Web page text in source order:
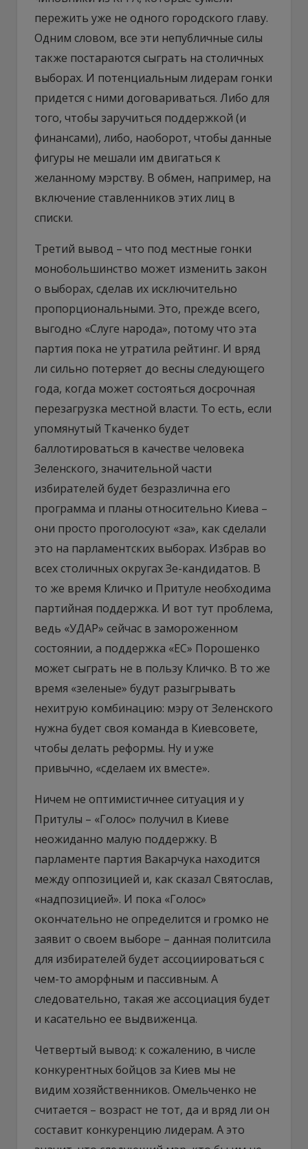
пережить уже не одного городского главу.
Одним словом, все эти непубличные силы
также постараются сыграть на столичных
выборах. И потенциальным лидерам гонки
придется с ними договариваться. Либо для
того, чтобы заручиться поддержкой (и
финансами), либо, наоборот, чтобы данные
фигуры не мешали им двигаться к
желанному мэрству. В обмен, например, на
включение ставленников этих лиц в
списки.
Третий вывод – что под местные гонки
монобольшинство может изменить закон
о выборах, сделав их исключительно
пропорциональными. Это, прежде всего,
выгодно «Слуге народа», потому что эта
партия пока не утратила рейтинг. И вряд
ли сильно потеряет до весны следующего
года, когда может состояться досрочная
перезагрузка местной власти. То есть, если
упомянутый Ткаченко будет
баллотироваться в качестве человека
Зеленского, значительной части
избирателей будет безразлична его
программа и планы относительно Киева –
они просто проголосуют «за», как сделали
это на парламентских выборах. Избрав во
всех столичных округах Зе-кандидатов. В
то же время Кличко и Притуле необходима
партийная поддержка. И вот тут проблема,
ведь «УДАР» сейчас в замороженном
состоянии, а поддержка «ЕС» Порошенко
может сыграть не в пользу Кличко. В то же
время «зеленые» будут разыгрывать
нехитрую комбинацию: мэру от Зеленского
нужна будет своя команда в Киевсовете,
чтобы делать реформы. Ну и уже
привычно, «сделаем их вместе».
Ничем не оптимистичнее ситуация и у
Притулы – «Голос» получил в Киеве
неожиданно малую поддержку. В
парламенте партия Вакарчука находится
между оппозицией и, как сказал Святослав,
«надпозицией». И пока «Голос»
окончательно не определится и громко не
заявит о своем выборе – данная политсила
для избирателей будет ассоциироваться с
чем-то аморфным и пассивным. А
следовательно, такая же ассоциация будет
и касательно ее выдвиженца.
Четвертый вывод: к сожалению, в числе
конкурентных бойцов за Киев мы не
видим хозяйственников. Омельченко не
считается – возраст не тот, да и вряд ли он
составит конкуренцию лидерам. А это